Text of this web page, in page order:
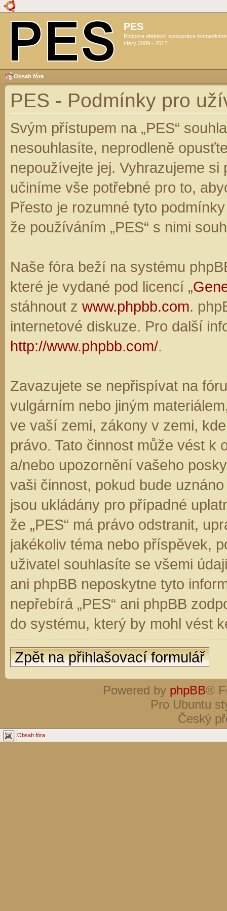
PES
Podpora efektivní spolupráce
sféry 2009 - 2012
Obsah fóra
PES - Podmínky pro
Svým přístupem na „PES“
nesouhlasíte, neprodleně
nepoužívejte jej. Vyhrazujeme
učiníme vše potřebné pro to,
Přesto je rozumné tyto
že používáním „PES“ s nimi
Naše fóra beží na systému
které je vydané pod licencí „
stáhnout z www.phpbb.com.
internetové diskuze. Pro další
http://www.phpbb.com/.
Zavazujete se nepřispívat na
vulgárním nebo jiným
ve vaší zemi, zákony v zemi,
právo. Tato činnost může vést k
a/nebo upozornění vašeho
vaši činnost, pokud bude
jsou ukládány pro případné
že „PES“ má právo odstranit,
jakékoliv téma nebo příspěvek,
uživatel souhlasíte se všemi
ani phpBB neposkytne tyto
nepřebírá „PES“ ani phpBB
do systému, který by mohl vést
Zpět na přihlašovací formulář
Powered by phpBB®
Pro Ubuntu
Český
Obsah fóra